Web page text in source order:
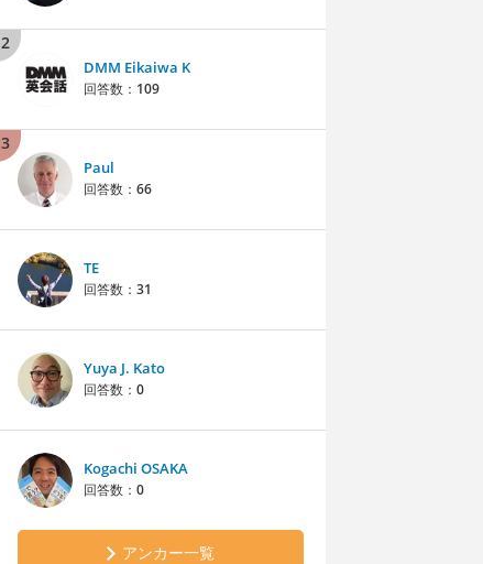
2
DMM Eikaiwa K
回答数： 109
3
Paul
回答数： 66
TE
回答数： 31
Yuya J. Kato
回答数： 0
Kogachi OSAKA
回答数： 0
アンカー一覧